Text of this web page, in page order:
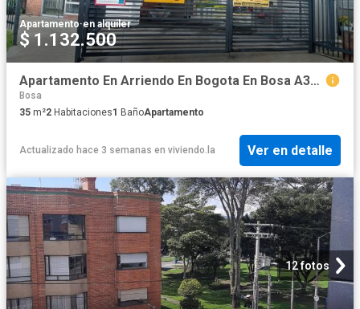
Apartamento·en alquiler
$ 1.132.500
Apartamento En Arriendo En Bogota En Bosa A391227
Bosa
35 m²2 Habitaciones1 BañoApartamento
Actualizado hace 3 semanas en viviendo.la Ver en detalle
12 fotos